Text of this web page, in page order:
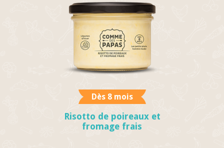
Dès 8 mois
Risotto de poireaux et
fromage frais